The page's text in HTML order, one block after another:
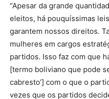
“Apesar da grande
eleitos, há pouquíssimas
garantem nossos direitos.
mulheres em cargos
partidos. Isso faz com que
[termo boliviano que pode
cabresto’] com o que o
vezes que os partidos